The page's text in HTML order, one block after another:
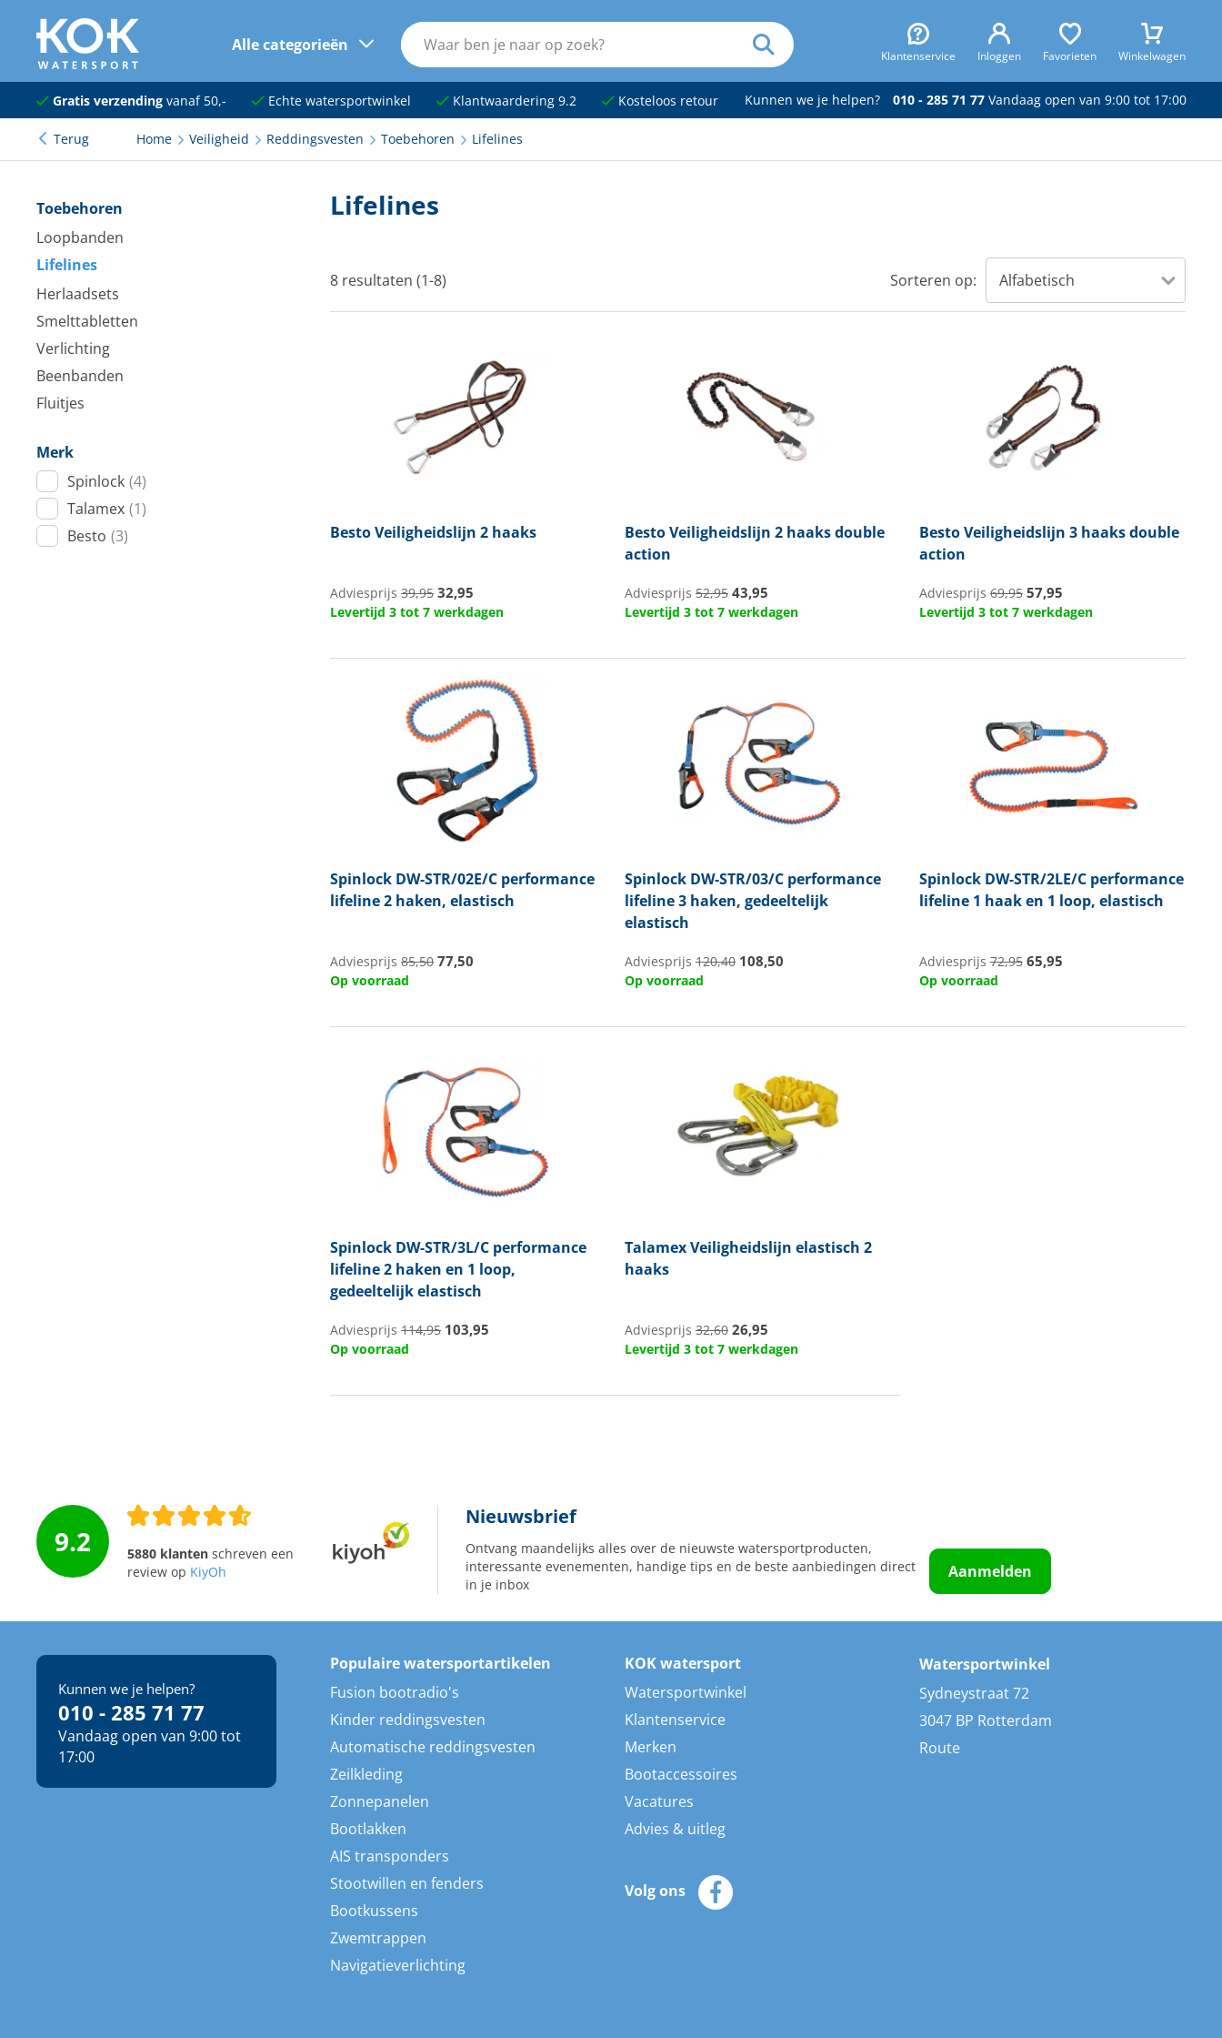
naar hoofdinhoud
Alle categorieën
Klantenservice Inloggen Favorieten Winkelwagen
Navigatie
Dekuitrusting
Elektra
Kleding en schoenen
Sanitair
Kajuit en kombuis
Tuigage en dekbeslag
Veiligheid
Gratis verzendingvanaf 50,- Echte watersportwinkel Klantwaardering 9.2 Kosteloos retour Kunnen we je helpen? 010 - 285 71 77Vandaag open van 9:00 tot 17:00
Terug Home Veiligheid Reddingsvesten Toebehoren Lifelines
Lifelines
8 resultaten (1-8) Sorteren op:
BestoVeiligheidslijn 2 haaks
Adviesprijs39,95 32,95
Levertijd 3 tot 7 werkdagen
BestoVeiligheidslijn 2 haaks double
action
Adviesprijs 52,95 43,95
Levertijd 3 tot 7 werkdagen
BestoVeiligheidslijn 3 haaks double
action
Adviesprijs69,95 57,95
Levertijd 3 tot 7 werkdagen
Spinlock DW-STR/02E/C performance
lifeline 2 haken, elastisch
Adviesprijs85,50 77,50
Op voorraad
SpinlockDW-STR/03/C performance
lifeline 3 haken, gedeeltelijk
elastisch
Adviesprijs 120,40 108,50
Op voorraad
SpinlockDW-STR/2LE/C performance
lifeline 1 haak en 1 loop, elastisch
Adviesprijs72,95 65,95
Op voorraad
Spinlock DW-STR/3L/C performance
lifeline 2 haken en 1 loop,
gedeeltelijk elastisch
Adviesprijs114,95 103,95
Op voorraad
TalamexVeiligheidslijn elastisch 2
haaks
Adviesprijs 32,60 26,95
Levertijd 3 tot 7 werkdagen
Toebehoren
Loopbanden
Lifelines
Herlaadsets
Smelttabletten
Verlichting
Beenbanden
Fluitjes
Merk
Spinlock (4)
Talamex (1)
Besto (3)
9.2 5880 klantenschreven een
review op KiyOh
Nieuwsbrief
Ontvang maandelijks alles over de nieuwste watersportproducten,
interessante evenementen, handige tips en de beste aanbiedingen direct
in je inbox
Aanmelden
Kunnen we je helpen?
010 - 285 71 77
Vandaag open van 9:00 tot
17:00
Populaire watersportartikelen
Fusion bootradio's
Kinder reddingsvesten
Automatische reddingsvesten
Zeilkleding
Zonnepanelen
Bootlakken
AIS transponders
Stootwillen en fenders
Bootkussens
Zwemtrappen
Navigatieverlichting
KOK watersport
Watersportwinkel
Klantenservice
Merken
Bootaccessoires
Vacatures
Advies & uitleg
Volg ons
Watersportwinkel
Sydneystraat 72
3047 BP Rotterdam
Route